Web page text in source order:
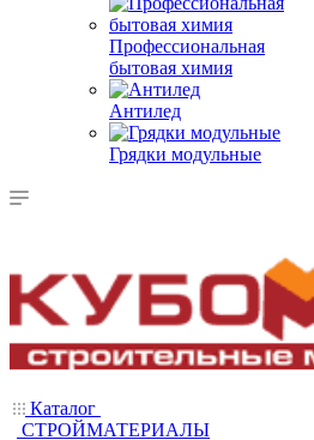
Профессиональная
бытовая химия
Антилед
Грядки модульные
Каталог
СТРОЙМАТЕРИАЛЫ